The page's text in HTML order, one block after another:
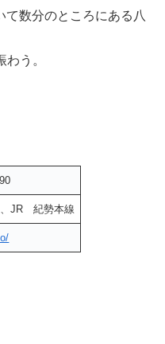
数分のところにある八
わう。
JR 紀勢本線